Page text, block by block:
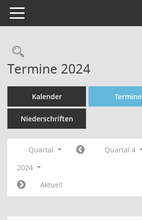
Toggle navigation
Rechercheauswahl
Termine 2024
Kalender Termine
Niederschriften
Quartal
Quartal 4
2024
Aktuell